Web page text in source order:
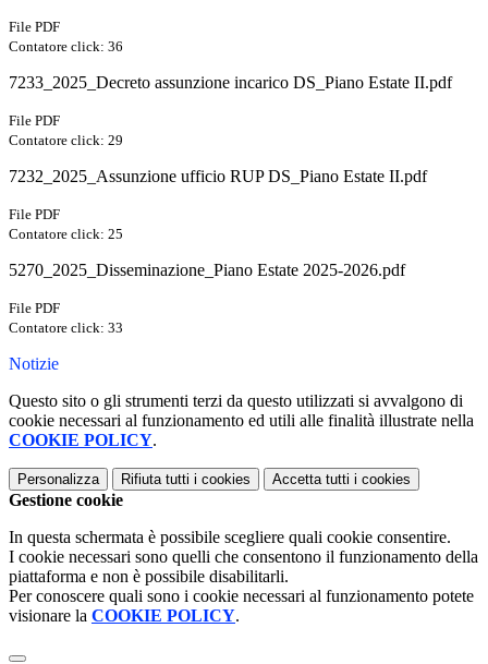
File PDF
Contatore click: 36
7233_2025_Decreto assunzione incarico DS_Piano Estate II.pdf
File PDF
Contatore click: 29
7232_2025_Assunzione ufficio RUP DS_Piano Estate II.pdf
File PDF
Contatore click: 25
5270_2025_Disseminazione_Piano Estate 2025-2026.pdf
File PDF
Contatore click: 33
Notizie
Questo sito o gli strumenti terzi da questo utilizzati si avvalgono di
cookie necessari al funzionamento ed utili alle finalità illustrate nella
COOKIE POLICY.
Personalizza Rifiuta tutti i cookies Accetta tutti i cookies
Gestione cookie
In questa schermata è possibile scegliere quali cookie consentire.
I cookie necessari sono quelli che consentono il funzionamento della
piattaforma e non è possibile disabilitarli.
Per conoscere quali sono i cookie necessari al funzionamento potete
visionare la COOKIE POLICY.